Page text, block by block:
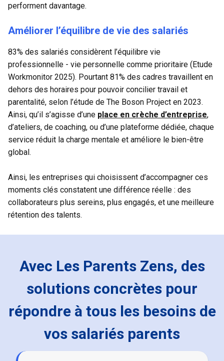
performent davantage.
Améliorer l’équilibre de vie des salariés
83% des salariés considèrent l’équilibre vie
professionnelle - vie personnelle comme prioritaire (Etude
Workmonitor 2025). Pourtant 81% des cadres travaillent en
dehors des horaires pour pouvoir concilier travail et
parentalité, selon l’étude de The Boson Project en 2023.
Ainsi, qu’il s’agisse d’une place en crèche d’entreprise,
d’ateliers, de coaching, ou d’une plateforme dédiée, chaque
service réduit la charge mentale et améliore le bien-être
global.
Ainsi, les entreprises qui choisissent d’accompagner ces
moments clés constatent une différence réelle : des
collaborateurs plus sereins, plus engagés, et une meilleure
rétention des talents.
Avec Les Parents Zens, des
solutions concrètes pour
répondre à tous les besoins de
vos salariés parents